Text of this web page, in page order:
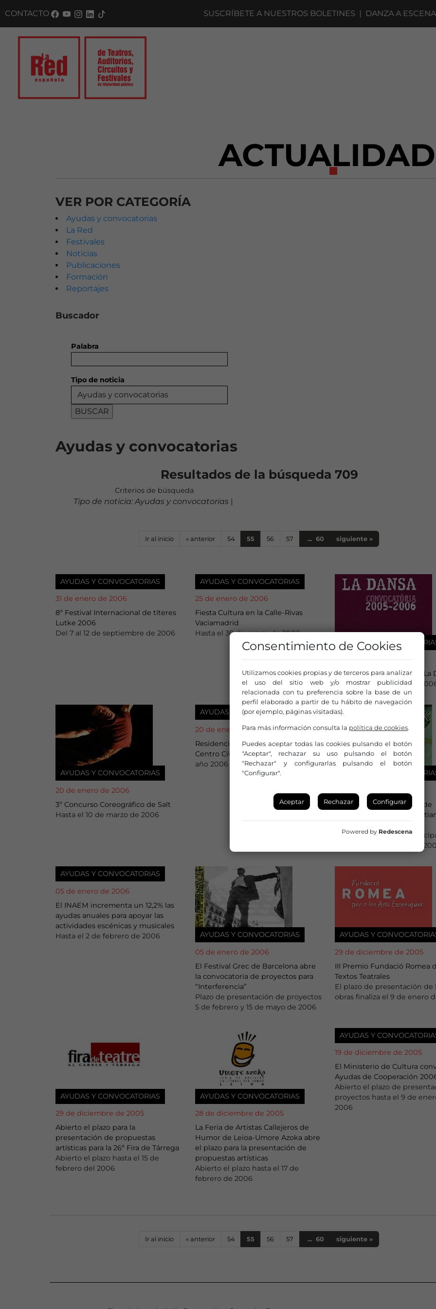
CONTACTO SUSCRÍBETE A NUESTROS BOLETINES|DANZA A ESCENA 2027
ACTUALIDAD
VER POR CATEGORÍA
Ayudas y convocatorias
La Red
Festivales
Noticias
Publicaciones
Formación
Reportajes
Buscador
Palabra
Tipo de noticia
Ayudas y convocatorias
Resultados de la búsqueda 709
Criterios de búsqueda
Tipo de noticia: Ayudas y convocatorias |
Ir al inicio « anterior 54 55 56 57 ... 60 siguiente »
AYUDAS Y CONVOCATORIAS
31 de enero de 2006
8º Festival Internacional de títeres
Lutke 2006
Del 7 al 12 de septiembre de 2006
AYUDAS Y CONVOCATORIAS
25 de enero de 2006
Fiesta Cultura en la Calle-Rivas
Vaciamadrid
Hasta el 30 de marzo de 2006
AYUDAS Y
23 de enero de 2006
Convocatoria 2005-2006 La
Hasta el 27 de enero de
AYUDAS Y CONVOCATORIAS
20 de enero de 2006
3º Concurso Coreográfico de Salt
Hasta el 10 de marzo de 2006
AYUDAS Y CONVOCATORIAS
20 de enero de 2006
Residencias Escena Poblenou-
Centro Cívico Can Felipa 2006
año 2006
AYUDAS Y
I Concurso Internacional de
Trombón C.G. Conn-
Plazo de registro de
hasta el 18 de febrero de
AYUDAS Y CONVOCATORIAS
05 de enero de 2006
El INAEM incrementa un 12,2% las
ayudas anuales para apoyar las
actividades escénicas y musicales
Hasta el 2 de febrero de 2006
AYUDAS Y CONVOCATORIAS
05 de enero de 2006
El Festival Grec de Barcelona abre
la convocatoria de proyectos para
“Interferencia”
Plazo de presentación de proyectos
5 de febrero y 15 de mayo de 2006
AYUDAS Y
29 de diciembre de 2005
III Premio Fundació Romea
Textos Teatrales
El plazo de presentación de
obras finaliza el 9 de enero
AYUDAS Y CONVOCATORIAS
29 de diciembre de 2005
Abierto el plazo para la
presentación de propuestas
artísticas para la 26ª Fira de Tárrega
Abierto el plazo hasta el 15 de
febrero del 2006
AYUDAS Y CONVOCATORIAS
28 de diciembre de 2005
La Feria de Artistas Callejeros de
Humor de Leioa-Umore Azoka abre
el plazo para la presentación de
propuestas artísticas
Abierto el plazo hasta el 17 de
febrero de 2006
AYUDAS Y
19 de diciembre de 2005
El Ministerio de Cultura
Ayudas de Cooperación
Abierto el plazo de
proyectos hasta el 9 de
2006
Ir al inicio « anterior 54 55 56 57 ... 60 siguiente »
Consentimiento de Cookies
Utilizamos cookies propias y de terceros para analizar
el uso del sitio web y/o mostrar publicidad
relacionada con tu preferencia sobre la base de un
perfil elaborado a partir de tu hábito de navegación
(por ejemplo, páginas visitadas).
Para más información consulta la política de cookies.
Puedes aceptar todas las cookies pulsando el botón
"Aceptar", rechazar su uso pulsando el botón
"Rechazar" y configurarlas pulsando el botón
"Configurar".
Aceptar Rechazar Configurar
Powered by Redescena